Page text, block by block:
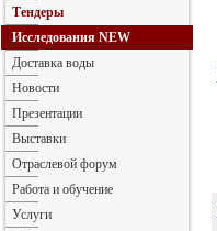
Тендеры
Исследования NEW
Доставка воды
Новости
Презентации
Выставки
Отраслевой форум
Работа и обучение
Услуги